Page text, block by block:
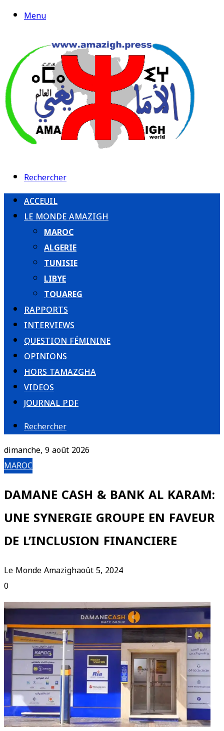
Menu
Rechercher
ACCEUIL
LE MONDE AMAZIGH
MAROC
ALGERIE
TUNISIE
LIBYE
TOUAREG
RAPPORTS
INTERVIEWS
QUESTION FÉMININE
OPINIONS
HORS TAMAZGHA
VIDEOS
JOURNAL PDF
Rechercher
dimanche, 9 août 2026
MAROC
DAMANE CASH & BANK AL KARAM:
UNE SYNERGIE GROUPE EN FAVEUR
DE L’INCLUSION FINANCIERE
Le Monde Amazighaoût 5, 2024
0